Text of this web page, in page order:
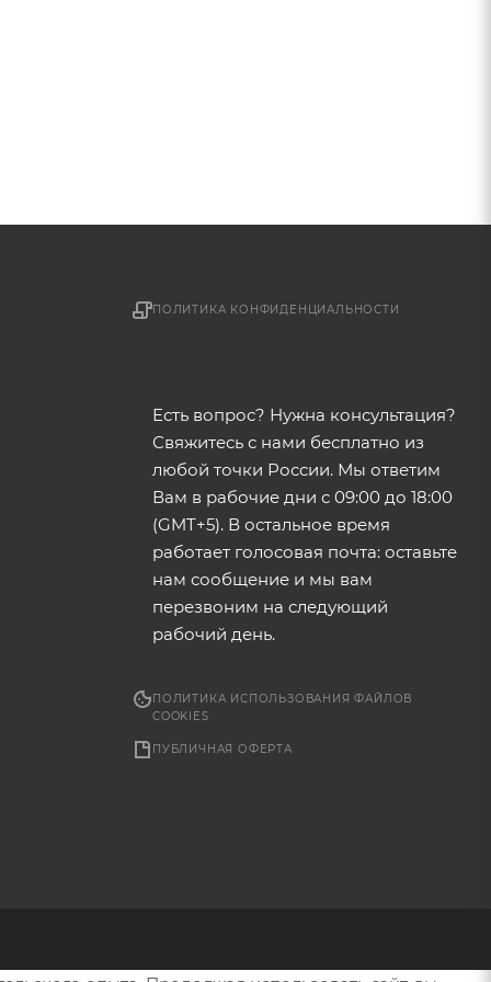
ПОЛИТИКА КОНФИДЕНЦИАЛЬНОСТИ
Есть вопрос? Нужна консультация?
Свяжитесь с нами бесплатно из
любой точки России. Мы ответим
Вам в рабочие дни с 09:00 до 18:00
(GMT+5). В остальное время
работает голосовая почта: оставьте
нам сообщение и мы вам
перезвоним на следующий
рабочий день.
ПОЛИТИКА ИСПОЛЬЗОВАНИЯ ФАЙЛОВ
COOKIES
ПУБЛИЧНАЯ ОФЕРТА